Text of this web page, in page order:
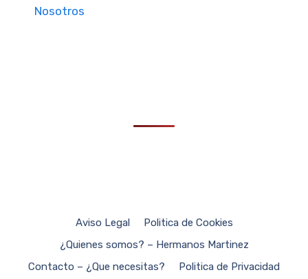
Nosotros
Aviso Legal
Politica de Cookies
¿Quienes somos? – Hermanos Martinez
Contacto – ¿Que necesitas?
Politica de Privacidad